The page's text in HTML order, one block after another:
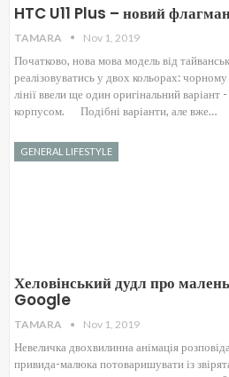
HTC U11 Plus – новий
TAMARA Nov 1, 2019
Початково, нова мова модель від
реалізовуватись у двох кольорах:
лінії ввели ще один оригінальний
корпусом. Подібні варіанти, але вже…
GENERAL LIFESTYLE
Хеловінський дудл про
Google
TAMARA Nov 1, 2019
Невеличка двохвилинна анімація
привида-малюка потоваришувати із